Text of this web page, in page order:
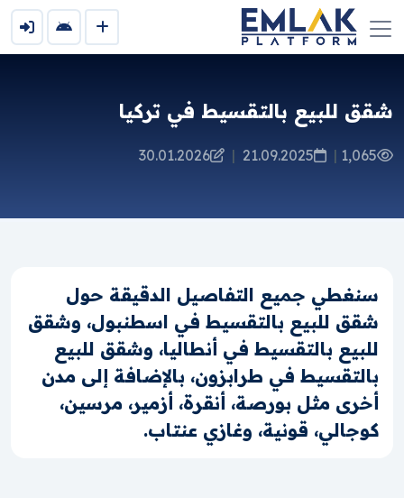
شقق للبيع بالتقسيط في تركيا
1,065
|
21.09.2025
|
30.01.2026
سنغطي جميع التفاصيل الدقيقة حول
شقق للبيع بالتقسيط في اسطنبول، وشقق
للبيع بالتقسيط في أنطاليا، وشقق للبيع
بالتقسيط في طرابزون، بالإضافة إلى مدن
أخرى مثل بورصة، أنقرة، أزمير، مرسين،
كوجالي، قونية، وغازي عنتاب.